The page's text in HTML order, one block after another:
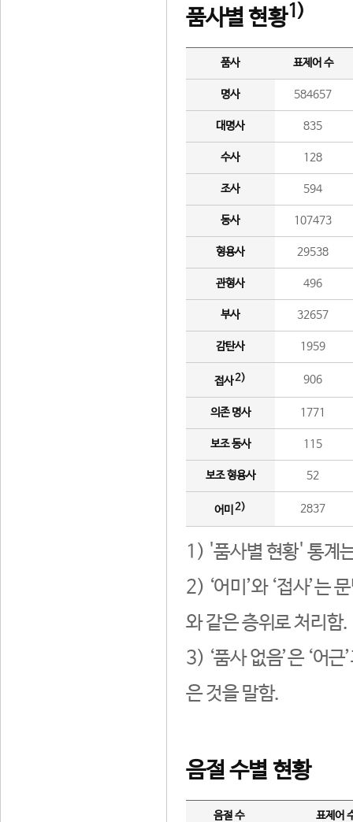
품사별 현황1)
품사 표제어 수
명사 584657
대명사 835
수사 128
조사 594
동사 107473
형용사 29538
관형사 496
부사 32657
감탄사 1959
접사2) 906
의존 명사 1771
보조 동사 115
보조 형용사 52
어미 2) 2837
1) '품사별 현황' 통계
2) ‘어미’와 ‘접사’는
와 같은 층위로 처리함.
3) ‘품사 없음’은 ‘어
은 것을 말함.
음절 수별 현황
음절 수 표제어